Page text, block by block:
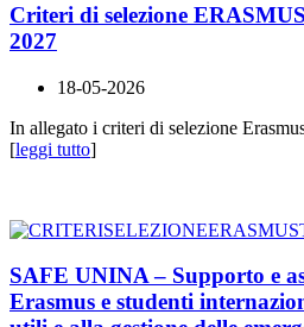
Criteri di selezione
2027
18-05-2026
In allegato i criteri di selezione
[leggi tutto]
SAFE UNINA – Supporto e
Erasmus e studenti